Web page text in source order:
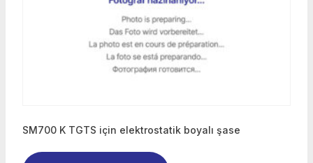
SM700 K TGTS için elektrostatik boyalı şase